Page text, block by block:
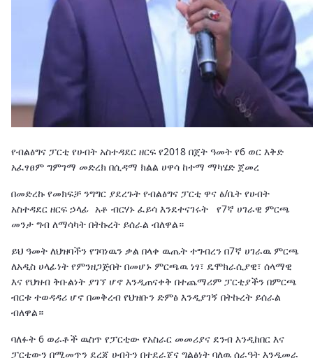
የብልፅግና ፓርቲ የሀብት አስተዳደር ዘርፍ የ2018 በጀት ዓመት የ6 ወር እቅድ
አፈፃፀም ግምገማ መድረክ በሲዳማ ክልል ሀዋሳ ከተማ ማካሄድ ጀመረ
በመድረኩ የመክፍቻ ንግግር ያደረጉት የብልፅግና ፓርቲ ዋና ፅ/ቤት የሀብት
አስተዳደር ዘርፍ ኃላፊ አቶ ብርሃኑ ፈይሳ እንደተናገሩት የ7ኛ ሀገራዊ ምርጫ
መንታ ግብ ለማሳካት በትኩረት ይሰራል ብለዋል።
ይህ ዓመት ለህዝባችን የገባነዉን ቃል በላቀ ዉጤት ተግብረን በ7ኛ ሀገራዉ ምርጫ
ለአዲስ ሀላፊነት የምንዘጋጅበት በመሆኑ ምርጫዉ ነፃ፣ ዴሞክራሲያዊ፣ ሰላማዊ
እና የህዝብ ቅቡልነት ያገኘ ሆኖ እንዲጠናቀቅ በተጨማሪም ፓርቲያችን በምርጫ
ብርቱ ተወዳዳሪ ሆኖ በመቅረብ የህዝቡን ድምፅ እንዲያገኝ በትኩረት ይሰራል
ብለዋል።
ባለፉት 6 ወራቶች ዉስጥ የፓርቲው የአስራር መመሪያና ደንብ እንዲከበር እና
ፓርቲውን በሚመጥን ደረጃ ሀብትን በተደራጀና ግልፅነት ባለዉ ሰራዓት እንዲመራ